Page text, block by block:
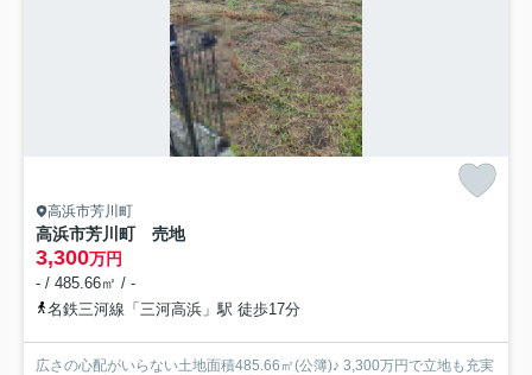
高浜市芳川町
高浜市芳川町 売地
3,300万円
- / 485.66㎡ / -
名鉄三河線「三河高浜」駅 徒歩17分
広さの心配がいらない土地面積485.66㎡(公簿)♪ 3,300万円で立地も充実